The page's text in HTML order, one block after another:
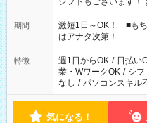
期間
激短1日～OK！ ■も
はアナタ次第！
特徴 週1日からOK / 日払い
業・WワークOK / シフ
なし / パソコンスキル
気になる！